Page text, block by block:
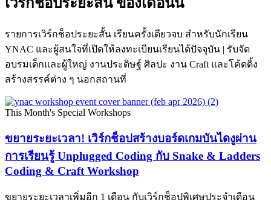
รายการเวิร์กช็อประยะสั้น เรียนครั้งเดียวจบ สำหรับนักเรียน
YNAC และผู้สนใจที่เปิดให้ลงทะเบียนเรียนได้ปัจจุบัน | รับจัด
อบรมเด็กและผู้ใหญ่ งานประดิษฐ์ ศิลปะ งาน Craft และโค้ดดิ้ง
สร้างสรรค์ต่าง ๆ นอกสถานที่
This Month's Special Workshops
ขยายระยะเวลา! เวิร์กช็อปสร้างบอร์ดเกมบันไดงูผ่าน
การเรียนรู้ Unplugged Coding กับ Snake & Ladders
Coding & Craft Workshop
ขยายระยะเวลาเพิ่มอีก 1 เดือน กับเวิร์กช็อปพิเศษประจำเดือน